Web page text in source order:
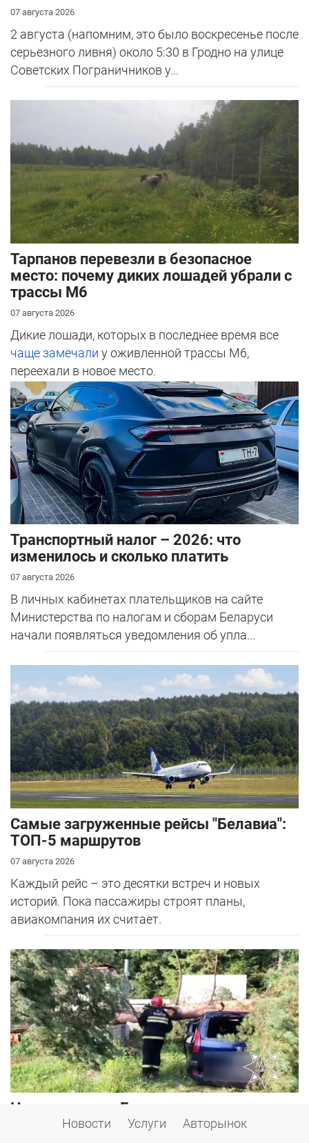
07 августа 2026
2 августа (напомним, это было воскресенье после
серьезного ливня) около 5:30 в Гродно на улице
Советских Пограничников у...
Тарпанов перевезли в безопасное
место: почему диких лошадей убрали с
трассы М6
07 августа 2026
Дикие лошади, которых в последнее время все
чаще замечали у оживленной трассы М6,
переехали в новое место.
Транспортный налог – 2026: что
изменилось и сколько платить
07 августа 2026
В личных кабинетах плательщиков на сайте
Министерства по налогам и сборам Беларуси
начали появляться уведомления об упла...
Самые загруженные рейсы "Белавиа":
ТОП-5 маршрутов
07 августа 2026
Каждый рейс – это десятки встреч и новых
историй. Пока пассажиры строят планы,
авиакомпания их считает.
Ночная гроза в Беларуси: спасатели
ликвидируют последствия непогоды
Новости Услуги Авторынок